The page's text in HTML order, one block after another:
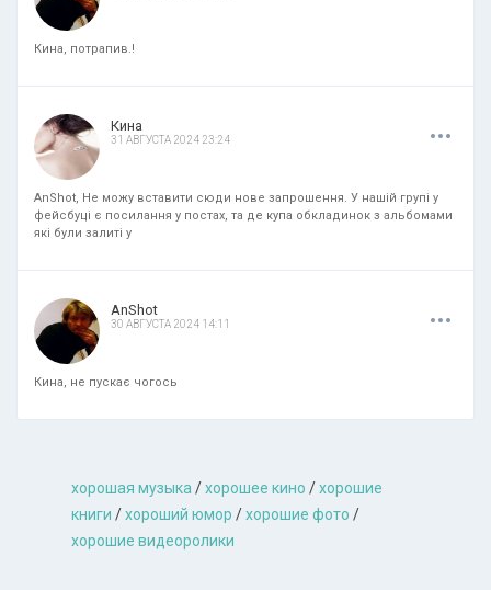
Кина, потрапив.!
Кина
31 АВГУСТА 2024 23:24 ...
AnShot, Не можу вставити сюди нове запрошення. У нашій групі у
фейсбуці є посилання у постах, та де купа обкладинок з альбомами
які були залиті у
AnShot
30 АВГУСТА 2024 14:11 ...
Кина, не пускає чогось
хорошая музыкa /хорошее кино /хорошие
книги /хороший юмор /хорошие фото /
хорошие видеоролики